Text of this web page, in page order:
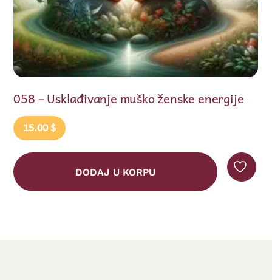
muško ženske energije
DODAJ U KORPU
065 –